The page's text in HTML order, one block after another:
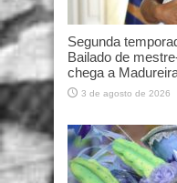
Segunda
Bailado de
chega a
3 de agosto de 2026